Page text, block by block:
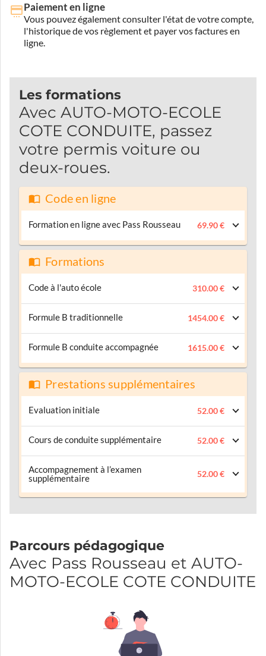
Paiement en ligne
Vous pouvez également consulter l'état de votre compte,
l'historique de vos règlement et payer vos factures en
ligne.
Les formations
Avec AUTO-MOTO-ECOLE
COTE CONDUITE, passez
votre permis voiture ou
deux-roues.
Code en ligne
Formation en ligne avec Pass Rousseau 69.90 €
Formations
Code à l'auto école 310.00 €
Formule B traditionnelle 1454.00 €
Formule B conduite accompagnée 1615.00 €
Prestations supplémentaires
Evaluation initiale 52.00 €
Cours de conduite supplémentaire 52.00 €
Accompagnement à l’examen
supplémentaire
52.00 €
Parcours pédagogique
Avec Pass Rousseau et AUTO-
MOTO-ECOLE COTE CONDUITE